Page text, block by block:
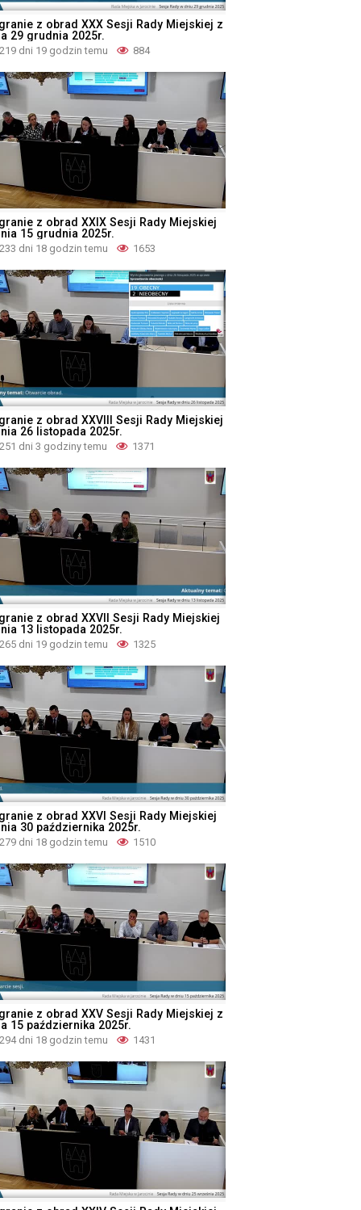
z obrad XXX Sesji Rady Miejskiej z
29 grudnia 2025r.
219 dni 19 godzin temu 884
z obrad XXIX Sesji Rady Miejskiej
15 grudnia 2025r.
233 dni 18 godzin temu 1653
z obrad XXVIII Sesji Rady Miejskiej
26 listopada 2025r.
251 dni 3 godziny temu 1371
z obrad XXVII Sesji Rady Miejskiej
13 listopada 2025r.
265 dni 19 godzin temu 1325
z obrad XXVI Sesji Rady Miejskiej
30 października 2025r.
279 dni 18 godzin temu 1510
z obrad XXV Sesji Rady Miejskiej z
15 października 2025r.
294 dni 18 godzin temu 1431